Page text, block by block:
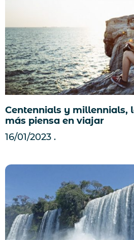
Centennials y millennials,
más piensa en viajar
16/01/2023